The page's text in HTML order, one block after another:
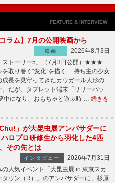
FEATURE & INTERVIEW
コラム】7月の公開映画から
映画
2026年8月3日
ストーリー5」（7月3日公開）★★★
を取り巻く“変化”を描く 持ち主の少女
成長を見守ってきたカウガール人形の
。だが、タブレット端末「リリーパッ
中になり、おもちゃと遊ぶ時 … 続きを
」が大昆虫展アンバサダーに
ロプロ研修生から羽化した4匹
その先とは
インタビュー
2026年7月31日
人気イベント「大昆虫展 in 東京スカ
タウン（R）」のアンバサダーに、杉原